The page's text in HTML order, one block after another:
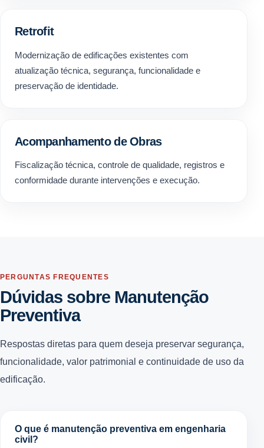
Retrofit
Modernização de edificações existentes com
atualização técnica, segurança, funcionalidade e
preservação de identidade.
Acompanhamento de Obras
Fiscalização técnica, controle de qualidade, registros e
conformidade durante intervenções e execução.
PERGUNTAS FREQUENTES
Dúvidas sobre Manutenção
Preventiva
Respostas diretas para quem deseja preservar segurança,
funcionalidade, valor patrimonial e continuidade de uso da
edificação.
O que é manutenção preventiva em engenharia
civil?